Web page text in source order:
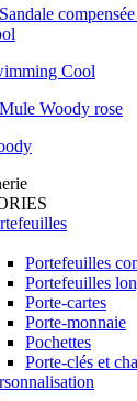
Cool
Portefeuilles
Portefeuilles
Porte-cartes
Porte-monnaie
Pochettes
Porte-clés et